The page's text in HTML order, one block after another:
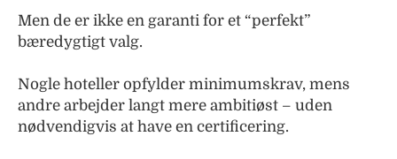
Men de er ikke en garanti for et “perfekt”
bæredygtigt valg.
Nogle hoteller opfylder minimumskrav, mens
andre arbejder langt mere ambitiøst – uden
nødvendigvis at have en certificering.